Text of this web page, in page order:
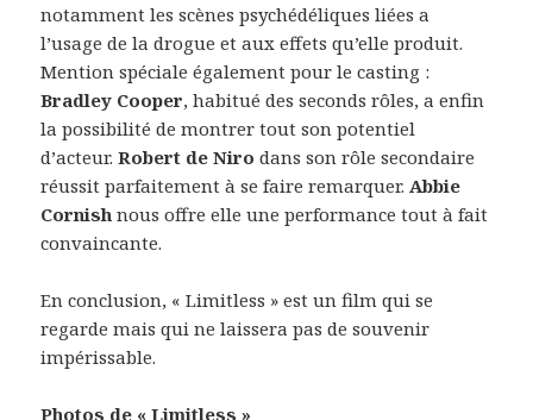
notamment les scènes psychédéliques liées a
l’usage de la drogue et aux effets qu’elle produit.
Mention spéciale également pour le casting :
Bradley Cooper, habitué des seconds rôles, a enfin
la possibilité de montrer tout son potentiel
d’acteur.Robert de Niro dans son rôle secondaire
réussit parfaitement à se faire remarquer. Abbie
Cornish nous offre elle une performance tout à fait
convaincante.
En conclusion, « Limitless » est un film qui se
regarde mais qui ne laissera pas de souvenir
impérissable.
Photos de « Limitless »